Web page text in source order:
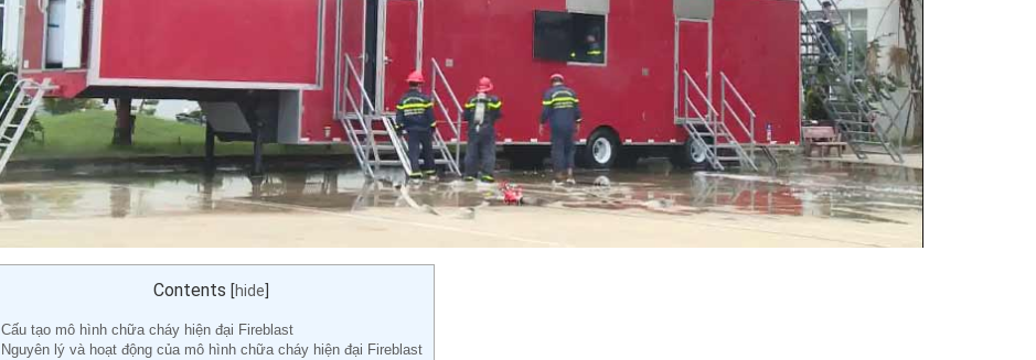
Contents [hide
Cấu tạo mô hình chữa cháy hiện đại Fireblast
Nguyên lý và hoạt động của mô hình chữa cháy hiện đại Fireblast